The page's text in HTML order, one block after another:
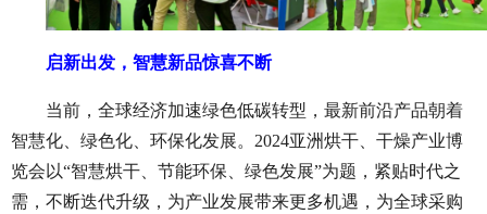
启新出发，智慧新品惊喜不断
当前，全球经济加速绿色低碳转型，最新前沿产品朝着
智慧化、绿色化、环保化发展。 2024亚洲烘干、干燥产业博
览会以“智慧烘干、节能环保、绿色发展”为题，紧贴时代之
需，不断迭代升级，为产业发展带来更多机遇，为全球采购